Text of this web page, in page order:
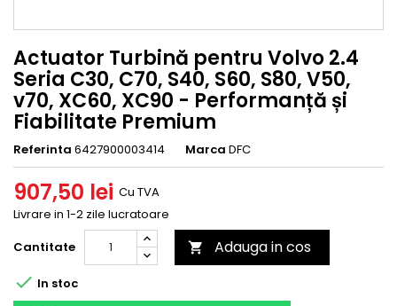
Actuator Turbină pentru Volvo 2.4
Seria C30, C70, S40, S60, S80, V50,
v70, XC60, XC90 - Performanță și
Fiabilitate Premium
Referinta 6427900003414 Marca DFC
907,50 lei Cu TVA
Livrare in 1-2 zile lucratoare
Cantitate
 Adauga in cos
 In stoc